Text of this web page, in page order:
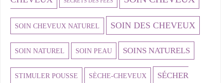
SOIN CHEVEUX NATUREL SOIN DES CHEVEUX
SOIN NATUREL SOIN PEAU SOINS NATURELS
STIMULER POUSSE SÈCHE-CHEVEUX SÉCHER